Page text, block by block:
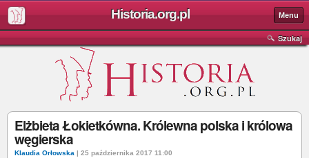
Historia.org.pl Menu
Szukaj
Elżbieta Łokietkówna. Królewna polska i królowa
węgierska
Klaudia Orłowska | 25 października 2017 11:00